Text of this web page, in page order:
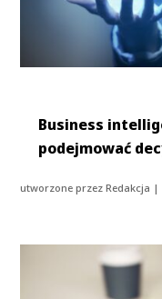
Business
podejmować
utworzone przezRedakcja |